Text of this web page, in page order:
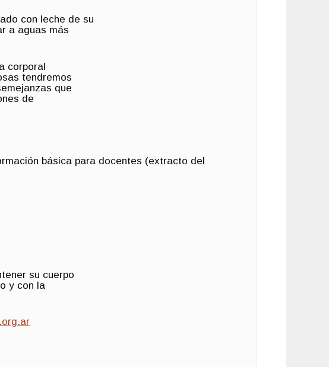
con leche de su
a aguas más
corporal
tendremos
que
de
básica para docentes (extracto del
su cuerpo
y con la